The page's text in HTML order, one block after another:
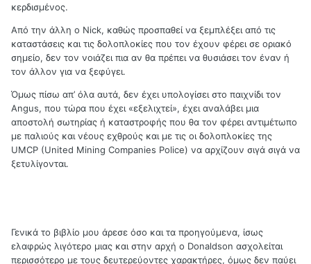
κερδισμένος.
Από την άλλη ο Nick, καθώς προσπαθεί να ξεμπλέξει από τις
καταστάσεις και τις δολοπλοκίες που τον έχουν φέρει σε οριακό
σημείο, δεν τον νοιάζει πια αν θα πρέπει να θυσιάσει τον έναν ή
τον άλλον για να ξεφύγει.
Όμως πίσω απ’ όλα αυτά, δεν έχει υπολογίσει στο παιχνίδι τον
Angus, που τώρα που έχει «εξελιχτεί», έχει αναλάβει μια
αποστολή σωτηρίας ή καταστροφής που θα τον φέρει αντιμέτωπο
με παλιούς και νέους εχθρούς και με τις οι δολοπλοκίες της
UMCP (United Mining Companies Police) να αρχίζουν σιγά σιγά να
ξετυλίγονται.
Γενικά το βιβλίο μου άρεσε όσο και τα προηγούμενα, ίσως
ελαφρώς λιγότερο μιας και στην αρχή ο Donaldson ασχολείται
περισσότερο με τους δευτερεύοντες χαρακτήρες, όμως δεν παύει